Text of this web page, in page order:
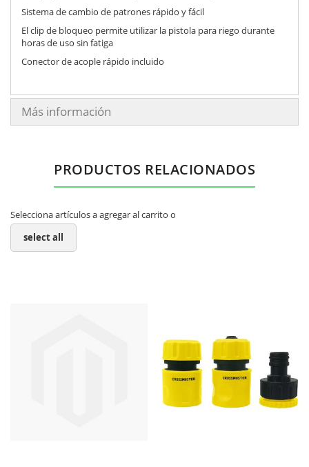
Sistema de cambio de patrones rápido y fácil
El clip de bloqueo permite utilizar la pistola para riego durante
horas de uso sin fatiga
Conector de acople rápido incluido
Más información
PRODUCTOS RELACIONADOS
Selecciona artículos a agregar al carrito o
select all